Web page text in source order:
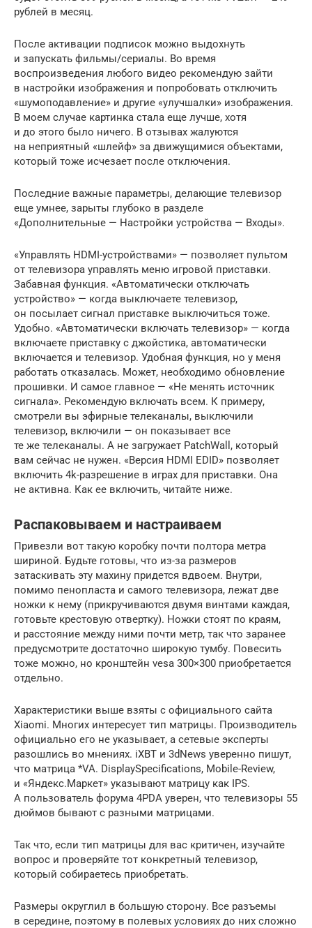
рублей в месяц.
После активации подписок можно выдохнуть
и запускать фильмы/сериалы. Во время
воспроизведения любого видео рекомендую зайти
в настройки изображения и попробовать отключить
«шумоподавление» и другие «улучшалки» изображения.
В моем случае картинка стала еще лучше, хотя
и до этого было ничего. В отзывах жалуются
на неприятный «шлейф» за движущимися объектами,
который тоже исчезает после отключения.
Последние важные параметры, делающие телевизор
еще умнее, зарыты глубоко в разделе
«Дополнительные — Настройки устройства — Входы».
«Управлять HDMI-устройствами» — позволяет пультом
от телевизора управлять меню игровой приставки.
Забавная функция. «Автоматически отключать
устройство» — когда выключаете телевизор,
он посылает сигнал приставке выключиться тоже.
Удобно. «Автоматически включать телевизор» — когда
включаете приставку с джойстика, автоматически
включается и телевизор. Удобная функция, но у меня
работать отказалась. Может, необходимо обновление
прошивки. И самое главное — «Не менять источник
сигнала». Рекомендую включать всем. К примеру,
смотрели вы эфирные телеканалы, выключили
телевизор, включили — он показывает все
те же телеканалы. А не загружает PatchWall, который
вам сейчас не нужен. «Версия HDMI EDID» позволяет
включить 4k-разрешение в играх для приставки. Она
не активна. Как ее включить, читайте ниже.
Распаковываем и настраиваем
Привезли вот такую коробку почти полтора метра
шириной. Будьте готовы, что из-за размеров
затаскивать эту махину придется вдвоем. Внутри,
помимо пенопласта и самого телевизора, лежат две
ножки к нему (прикручиваются двумя винтами каждая,
готовьте крестовую отвертку). Ножки стоят по краям,
и расстояние между ними почти метр, так что заранее
предусмотрите достаточно широкую тумбу. Повесить
тоже можно, но кронштейн vesa 300×300 приобретается
отдельно.
Характеристики выше взяты с официального сайта
Xiaomi. Многих интересует тип матрицы. Производитель
официально его не указывает, а сетевые эксперты
разошлись во мнениях. iXBT и 3dNews уверенно пишут,
что матрица *VA. DisplaySpecifications, Mobile-Review,
и «Яндекс.Маркет» указывают матрицу как IPS.
А пользователь форума 4PDA уверен, что телевизоры 55
дюймов бывают с разными матрицами.
Так что, если тип матрицы для вас критичен, изучайте
вопрос и проверяйте тот конкретный телевизор,
который собираетесь приобретать.
Размеры округлил в большую сторону. Все разъемы
в середине, поэтому в полевых условиях до них сложно